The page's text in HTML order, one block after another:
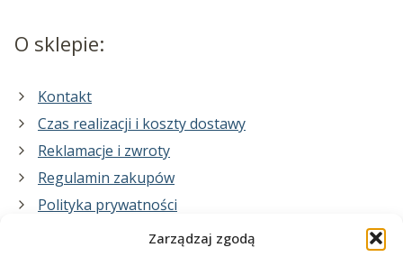
Zarządzaj zgodą
O sklepie:
Kontakt
Czas realizacji i koszty dostawy
Reklamacje i zwroty
Regulamin zakupów
Polityka prywatności